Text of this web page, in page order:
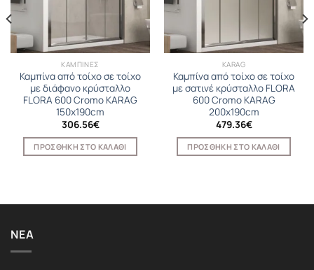
ΚΑΜΠΙΝΕΣ
Καμπίνα από τοίχο σε τοίχο
με διάφανο κρύσταλλο
FLORA 600 Cromo KARAG
150x190cm
306.56€
ΠΡΟΣΘΉΚΗ ΣΤΟ ΚΑΛΆΘΙ
KARAG
Καμπίνα από τοίχο σε τοίχο
με σατινέ κρύσταλλο FLORA
600 Cromo KARAG
200x190cm
479.36€
ΠΡΟΣΘΉΚΗ ΣΤΟ ΚΑΛΆΘΙ
ΝΈΑ